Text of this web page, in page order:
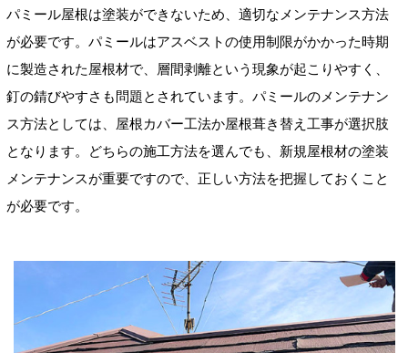
パミール屋根は塗装ができないため、適切なメンテナンス方法
が必要です。パミールはアスベストの使用制限がかかった時期
に製造された屋根材で、層間剥離という現象が起こりやすく、
釘の錆びやすさも問題とされています。パミールのメンテナン
ス方法としては、屋根カバー工法か屋根葺き替え工事が選択肢
となります。どちらの施工方法を選んでも、新規屋根材の塗装
メンテナンスが重要ですので、正しい方法を把握しておくこと
が必要です。